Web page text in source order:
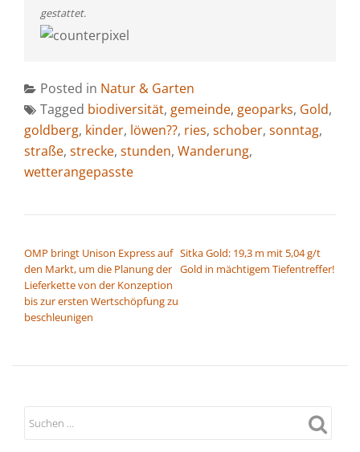
gestattet.
Posted in Natur & Garten
Tagged biodiversität, gemeinde, geoparks, Gold,
goldberg, kinder, löwen??, ries, schober, sonntag,
straße, strecke, stunden, Wanderung,
wetterangepasste
OMP bringt Unison Express auf
den Markt, um die Planung der
Lieferkette von der Konzeption
bis zur ersten Wertschöpfung zu
beschleunigen
Sitka Gold: 19,3 m mit 5,04 g/t
Gold in mächtigem Tiefentreffer!